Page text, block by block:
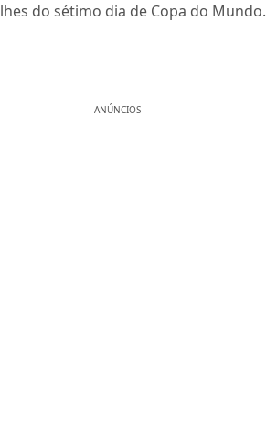
do sétimo dia de Copa do Mundo.
ANÚNCIOS